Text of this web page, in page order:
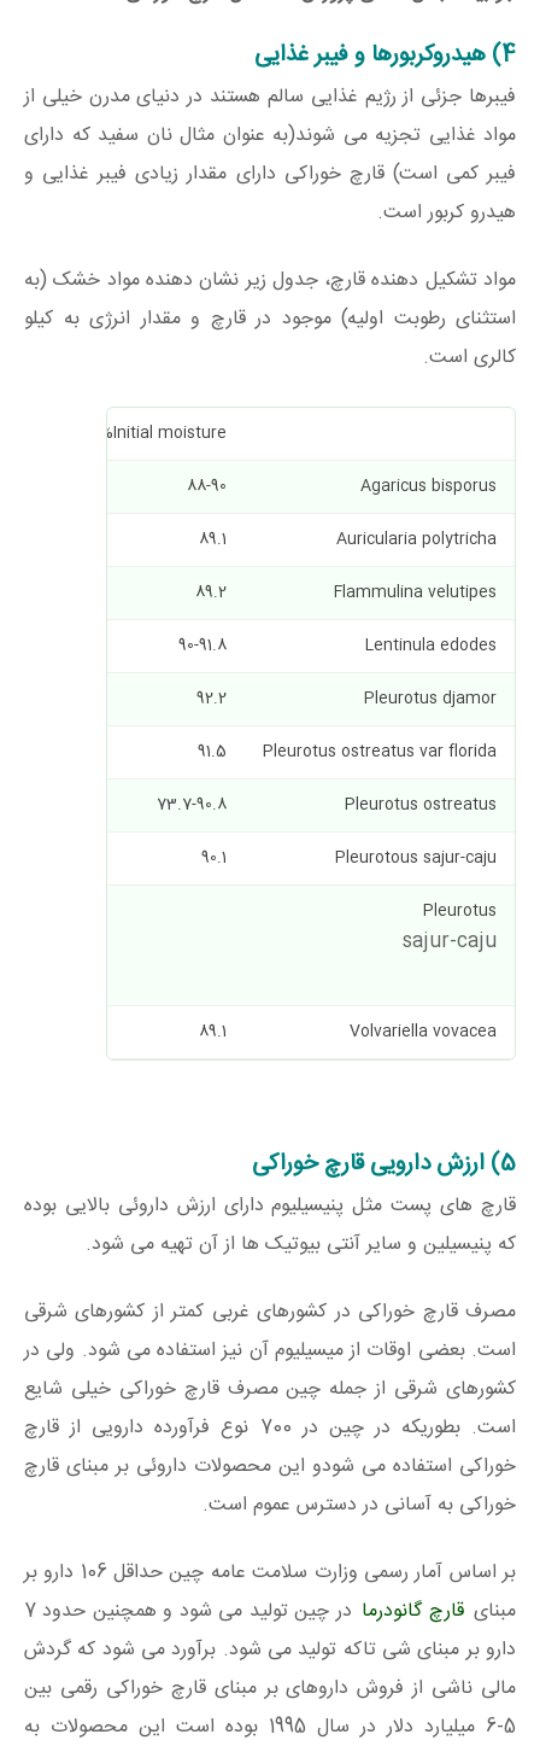
4) هیدروکربورها و فیبر غذایی
فیبرها جزئی از رژیم غذایی سالم هستند در دنیای مدرن خیلی از
مواد غذایی تجزیه می شوند(به عنوان مثال نان سفید که دارای
فیبر کمی است) قارچ خوراکی دارای مقدار زیادی فیبر غذایی و
هیدرو کربور است.
مواد تشکیل دهنده قارچ، جدول زیر نشان دهنده مواد خشک (به
استثنای رطوبت اولیه) موجود در قارچ و مقدار انرژی به کیلو
کالری است.
Initial moisture%
Agaricus bisporus
88-90
Auricularia polytricha
89.1
Flammulina velutipes
89.2
Lentinula edodes
90-91.8
Pleurotus djamor
92.2
Pleurotus ostreatus var florida
91.5
Pleurotus ostreatus
73.7-90.8
Pleurotous sajur-caju
90.1
Pleurotus
sajur-caju
Volvariella vovacea
89.1
5) ارزش دارویی قارچ خوراکی
قارچ های پست مثل پنیسیلیوم دارای ارزش داروئی بالایی بوده
که پنیسیلین و سایر آنتی بیوتیک ها از آن تهیه می شود.
مصرف قارچ خوراکی در کشورهای غربی کمتر از کشورهای شرقی
است. بعضی اوقات از میسیلیوم آن نیز استفاده می شود. ولی در
کشورهای شرقی از جمله چین مصرف قارچ خوراکی خیلی شایع
است. بطوریکه در چین در 700 نوع فرآورده دارویی از قارچ
خوراکی استفاده می شودو این محصولات داروئی بر مبنای قارچ
خوراکی به آسانی در دسترس عموم است.
بر اساس آمار رسمی وزارت سلامت عامه چین حداقل 106 دارو بر
مبنای قارچ گانودرما
در چین تولید می شود و همچنین حدود 7
دارو بر مبنای شی تاکه تولید می شود. برآورد می شود که گردش
مالی ناشی از فروش داروهای بر مبنای قارچ خوراکی رقمی بین
5-6 میلیارد دلار در سال 1995 بوده است این محصولات به